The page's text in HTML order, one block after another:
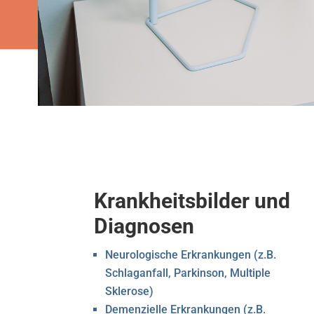
Krankheitsbilder und
Diagnosen
Neurologische Erkrankungen (z.B.
Schlaganfall, Parkinson, Multiple
Sklerose)
Demenzielle Erkrankungen (z.B.